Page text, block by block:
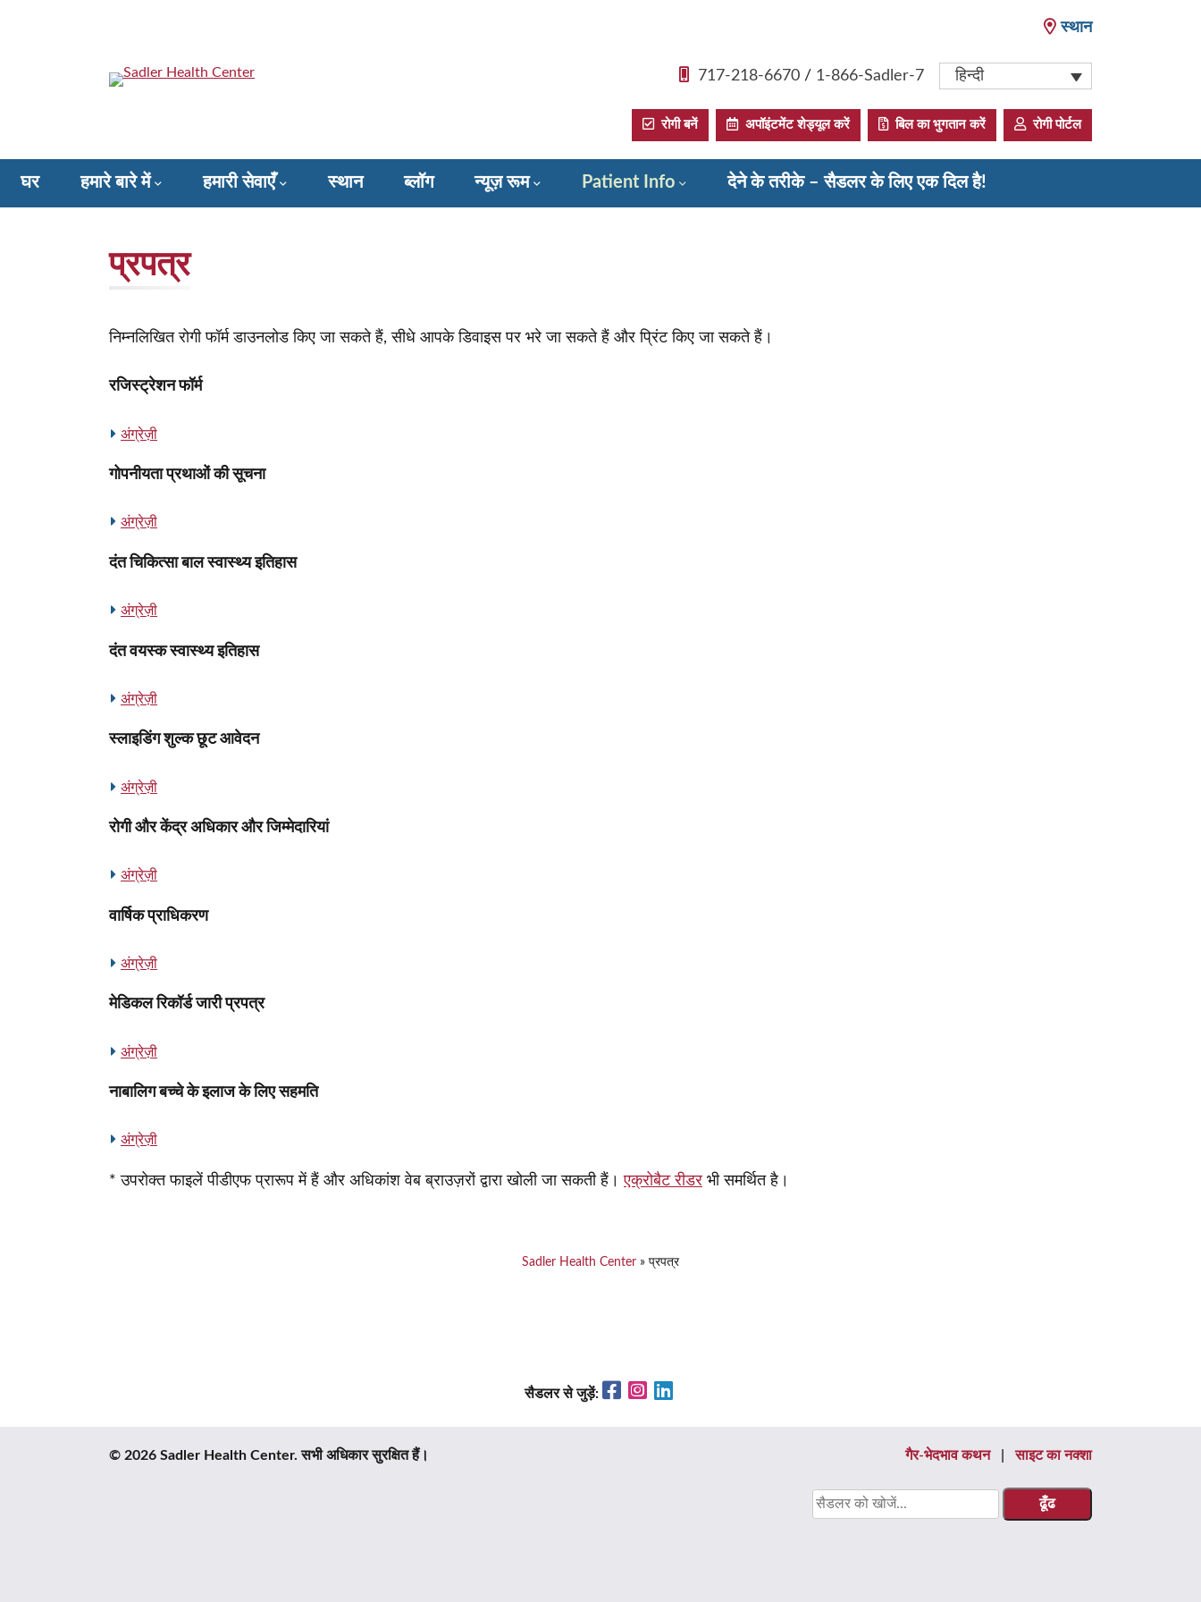
स्थान
717-218-6670 / 1-866-Sadler-7 हिन्दी
रोगी बनें अपॉइंटमेंट शेड्यूल करें बिल का भुगतान करें रोगी पोर्टल
घर हमारे बारे में हमारी सेवाएँ स्थान ब्लॉग न्यूज़ रूम Patient Info देने के तरीके – सैडलर के लिए एक दिल है!
प्रपत्र
निम्नलिखित रोगी फॉर्म डाउनलोड किए जा सकते हैं, सीधे आपके डिवाइस पर भरे जा सकते हैं और प्रिंट किए जा सकते हैं।
रजिस्ट्रेशन फॉर्म
अंग्रेज़ी
गोपनीयता प्रथाओं की सूचना
अंग्रेज़ी
दंत चिकित्सा बाल स्वास्थ्य इतिहास
अंग्रेज़ी
दंत वयस्क स्वास्थ्य इतिहास
अंग्रेज़ी
स्लाइडिंग शुल्क छूट आवेदन
अंग्रेज़ी
रोगी और केंद्र अधिकार और जिम्मेदारियां
अंग्रेज़ी
वार्षिक प्राधिकरण
अंग्रेज़ी
मेडिकल रिकॉर्ड जारी प्रपत्र
अंग्रेज़ी
नाबालिग बच्चे के इलाज के लिए सहमति
अंग्रेज़ी
* उपरोक्त फाइलें पीडीएफ प्रारूप में हैं और अधिकांश वेब ब्राउज़रों द्वारा खोली जा सकती हैं।एक्रोबैट रीडर भी समर्थित है।
Sadler Health Center » प्रपत्र
सैडलर से जुड़ें: FacebookInstagram
© 2026 Sadler Health Center. सभी अधिकार सुरक्षित हैं। गैर-भेदभाव कथन साइट का नक्शा
के
लिए